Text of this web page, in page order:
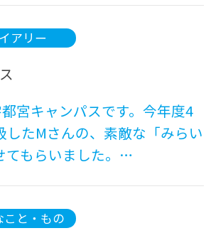
アリー
宮キャンパスです。今年度4
したMさんの、素敵な「みらい
てもらいました。…
こと・もの